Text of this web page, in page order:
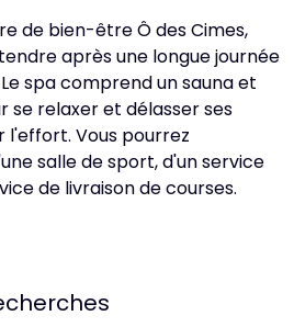
de bien-être Ô des Cimes,
après une longue journée
spa comprend un sauna et
se relaxer et délasser ses
l'effort. Vous pourrez
salle de sport, d'un service
de livraison de courses.